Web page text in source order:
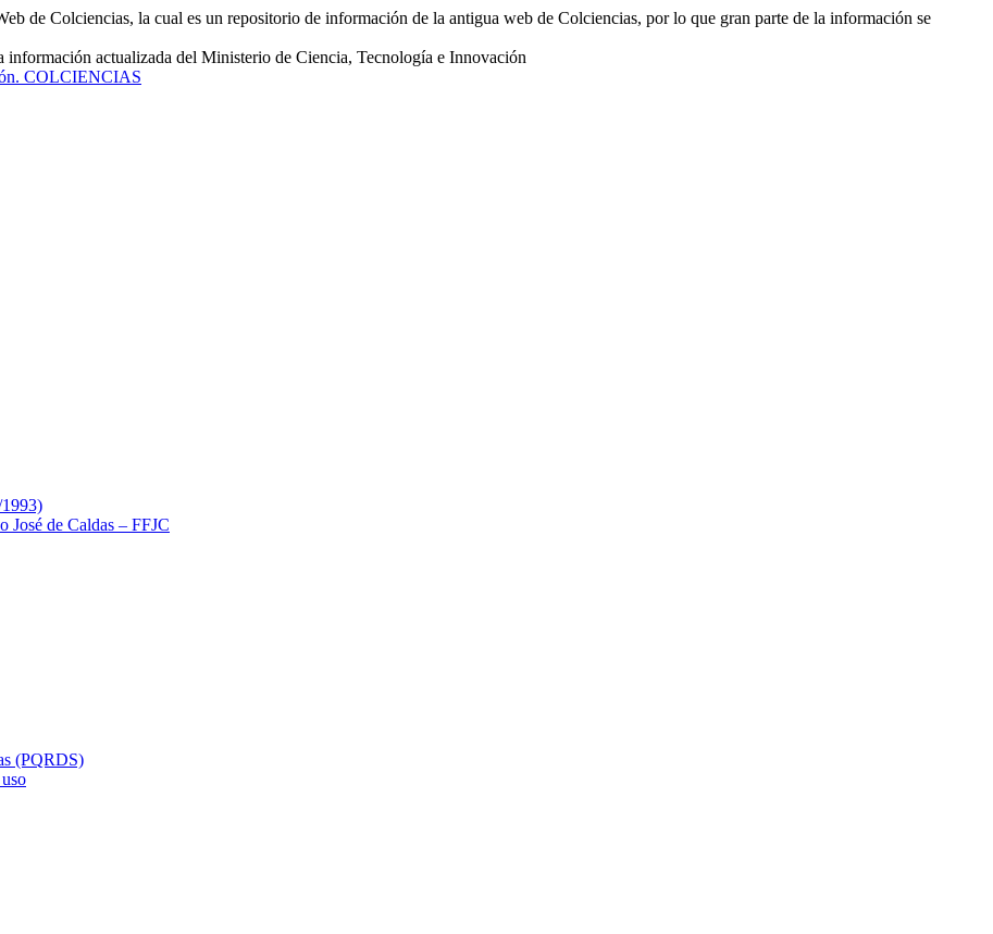
de Colciencias, la cual es un repositorio de información de la antigua web de Colciencias, por lo que gran parte de la información se
información actualizada del Ministerio de Ciencia, Tecnología e Innovación
José de Caldas – FFJC
(PQRDS)